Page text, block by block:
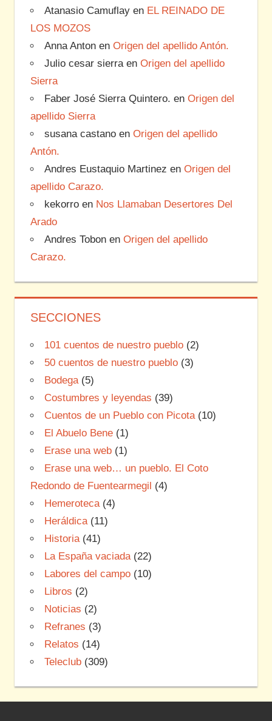
Atanasio Camuflayen EL REINADO DE
LOS MOZOS
Anna Antonen Origen del apellido Antón.
Julio cesar sierraen Origen del apellido
Sierra
Faber José Sierra Quintero. en Origen del
apellido Sierra
susana castanoen Origen del apellido
Antón.
Andres Eustaquio Martinez en Origen del
apellido Carazo.
kekorroen Nos Llamaban Desertores Del
Arado
Andres Tobonen Origen del apellido
Carazo.
SECCIONES
101 cuentos de nuestro pueblo(2)
50 cuentos de nuestro pueblo(3)
Bodega(5)
Costumbres y leyendas (39)
Cuentos de un Pueblo con Picota(10)
El Abuelo Bene(1)
Erase una web(1)
Erase una web… un pueblo. El Coto
Redondo de Fuentearmegil (4)
Hemeroteca(4)
Heráldica(11)
Historia(41)
La España vaciada(22)
Labores del campo(10)
Libros (2)
Noticias (2)
Refranes (3)
Relatos (14)
Teleclub(309)